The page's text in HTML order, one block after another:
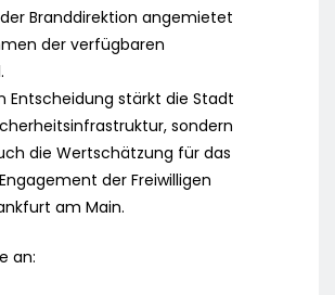
Branddirektion angemietet
der verfügbaren
Entscheidung stärkt die Stadt
sondern
die Wertschätzung für das
der Freiwilligen
am Main.
an: